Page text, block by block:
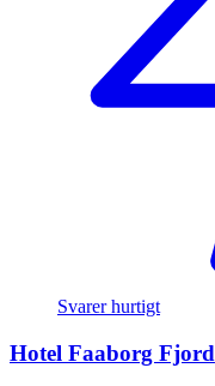
Svarer hurtigt
Hotel Faaborg Fjord